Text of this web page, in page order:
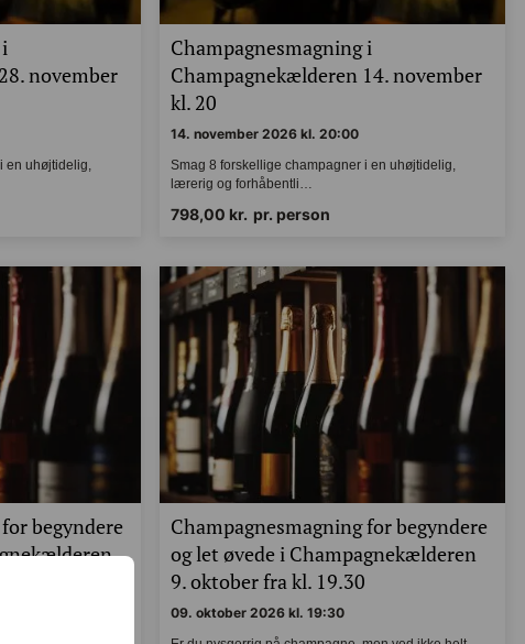
november
i en uhøjtidelig,
Champagnesmagning i
Champagnekælderen 14. november
kl. 20
Smag 8 forskellige champagner i en uhøjtidelig,
lærerig og forhåbentli…
begyndere
Champagnesmagning for begyndere
og let øvede i Champagnekælderen
9. oktober fra kl. 19.30
09. oktober 2026 kl. 19:30